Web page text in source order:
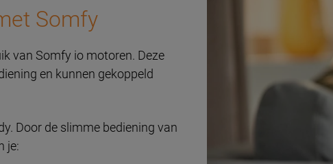
Somfy
van Somfy io motoren. Deze
en kunnen gekoppeld
Door de slimme bediening van
je: